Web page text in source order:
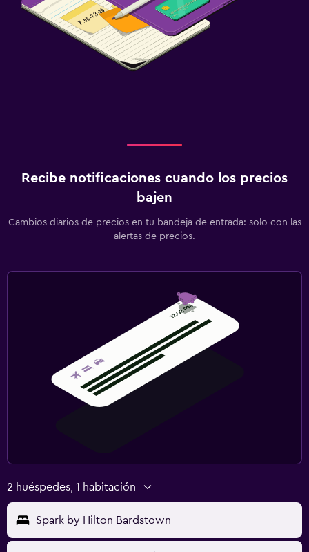
Recibe notificaciones cuando los precios
bajen
Cambios diarios de precios en tu bandeja de entrada: solo con las
alertas de precios.
2 huéspedes, 1 habitación
Spark by Hilton Bardstown